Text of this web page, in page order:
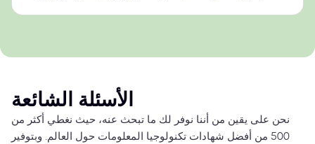
الأسئلة الشائعة
نحن على يقين من أننا نوفر لك ما تبحث عنه، حيث نغطي أكثر من
500 من أفضل شهادات تكنولوجيا المعلومات حول العالم. وبتوفير